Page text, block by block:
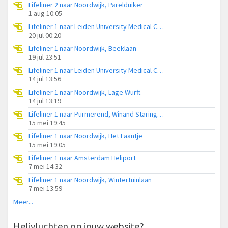
Lifeliner 2 naar Noordwijk, Parelduiker
1 aug 10:05
Lifeliner 1 naar Leiden University Medical Center Heliport
20 jul 00:20
Lifeliner 1 naar Noordwijk, Beeklaan
19 jul 23:51
Lifeliner 1 naar Leiden University Medical Center Heliport
14 jul 13:56
Lifeliner 1 naar Noordwijk, Lage Wurft
14 jul 13:19
Lifeliner 1 naar Purmerend, Winand Staringstraat
15 mei 19:45
Lifeliner 1 naar Noordwijk, Het Laantje
15 mei 19:05
Lifeliner 1 naar Amsterdam Heliport
7 mei 14:32
Lifeliner 1 naar Noordwijk, Wintertuinlaan
7 mei 13:59
Meer...